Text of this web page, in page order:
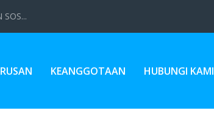
KEANGGOTAAN HUBUNGI KAMI